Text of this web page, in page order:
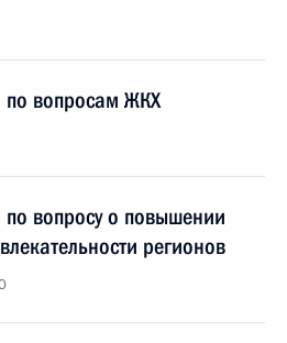
по вопросам ЖКХ
по вопросу о повышении
регионов